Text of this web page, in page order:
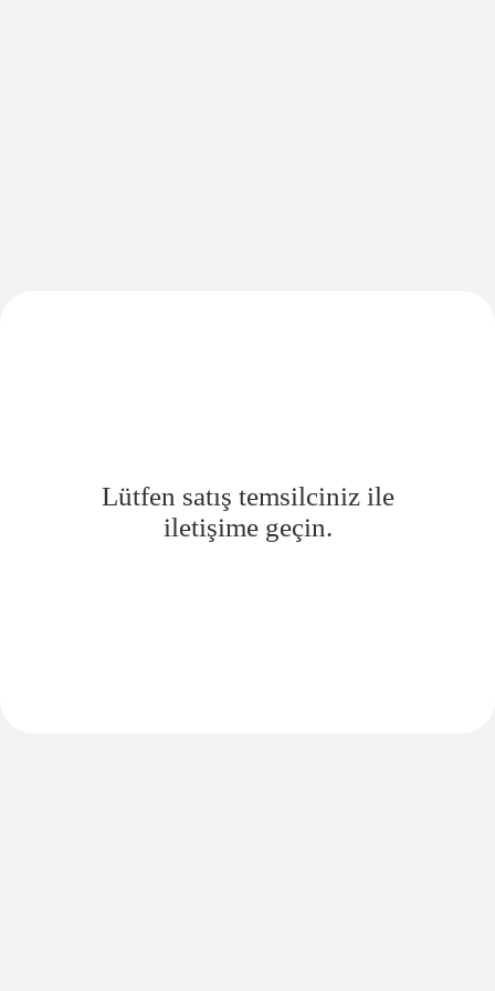
Lütfen satış temsilciniz ile
iletişime geçin.